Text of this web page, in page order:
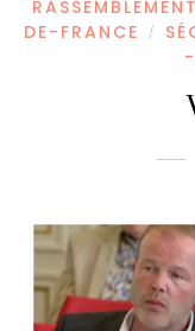
DE-FRANCE
/